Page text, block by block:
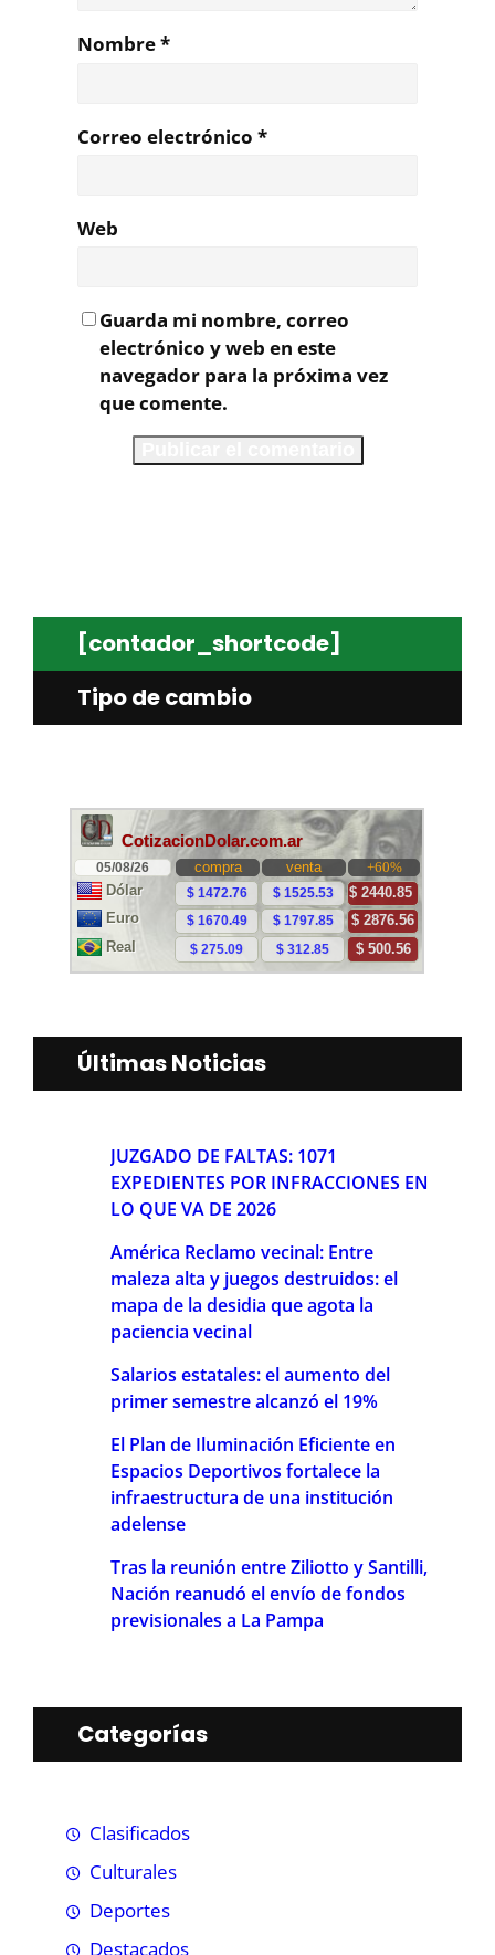
Nombre*
Correo electrónico *
Web
Guarda mi nombre, correo
electrónico y web en este
navegador para la próxima vez
que comente.
[contador_shortcode]
Tipo de cambio
Últimas Noticias
JUZGADO DE FALTAS: 1071
EXPEDIENTES POR INFRACCIONES EN
LO QUE VA DE 2026
América Reclamo vecinal: Entre
maleza alta y juegos destruidos: el
mapa de la desidia que agota la
paciencia vecinal
Salarios estatales: el aumento del
primer semestre alcanzó el 19%
El Plan de Iluminación Eficiente en
Espacios Deportivos fortalece la
infraestructura de una institución
adelense
Tras la reunión entre Ziliotto y Santilli,
Nación reanudó el envío de fondos
previsionales a La Pampa
Categorías
Clasificados
Culturales
Deportes
Destacados